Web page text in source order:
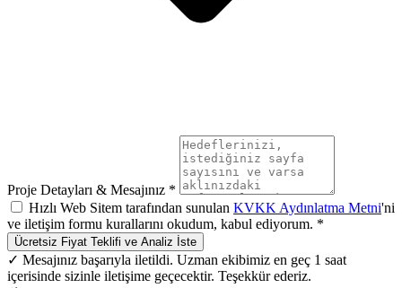
Proje Detayları & Mesajınız *
Hızlı Web Sitem tarafından sunulan KVKK Aydınlatma Metni'ni
ve iletişim formu kurallarını okudum, kabul ediyorum. *
Ücretsiz Fiyat Teklifi ve Analiz İste
✓ Mesajınız başarıyla iletildi. Uzman ekibimiz en geç 1 saat
içerisinde sizinle iletişime geçecektir. Teşekkür ederiz.